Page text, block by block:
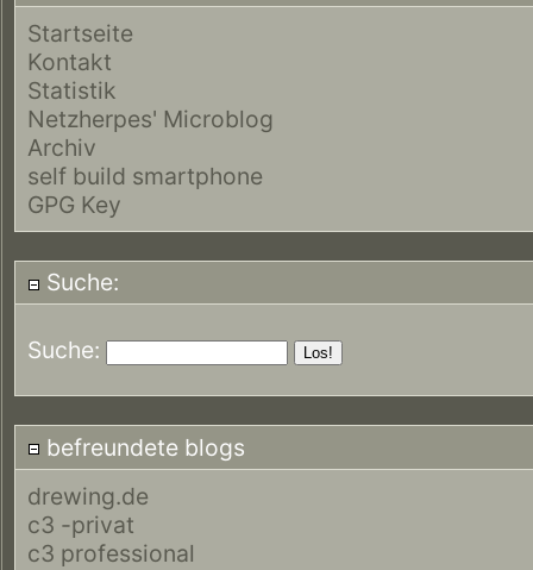
Startseite
Kontakt
Statistik
Netzherpes' Microblog
Archiv
self build smartphone
GPG Key
Suche:
Suche:
befreundete blogs
drewing.de
c3 -privat
c3 professional